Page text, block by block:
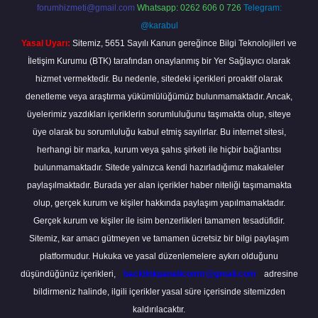
forumhizmeti@gmail.com Whatsapp: 0262 606 0 726 Telegram:
@karabul
Yasal Uyarı: Sitemiz, 5651 Sayılı Kanun gereğince Bilgi Teknolojileri ve
İletişim Kurumu (BTK) tarafından onaylanmış bir Yer Sağlayıcı olarak
hizmet vermektedir. Bu nedenle, sitedeki içerikleri proaktif olarak
denetleme veya araştırma yükümlülüğümüz bulunmamaktadır. Ancak,
üyelerimiz yazdıkları içeriklerin sorumluluğunu taşımakta olup, siteye
üye olarak bu sorumluluğu kabul etmiş sayılırlar. Bu internet sitesi,
herhangi bir marka, kurum veya şahıs şirketi ile hiçbir bağlantısı
bulunmamaktadır. Sitede yalnızca kendi hazırladığımız makaleler
paylaşılmaktadır. Burada yer alan içerikler haber niteliği taşımamakta
olup, gerçek kurum ve kişiler hakkında paylaşım yapılmamaktadır.
Gerçek kurum ve kişiler ile isim benzerlikleri tamamen tesadüfidir.
Sitemiz, kar amacı gütmeyen ve tamamen ücretsiz bir bilgi paylaşım
platformudur. Hukuka ve yasal düzenlemelere aykırı olduğunu
düşündüğünüz içerikleri,
backlinkpanelicomtr@gmail.com
adresine
bildirmeniz halinde, ilgili içerikler yasal süre içerisinde sitemizden
kaldırılacaktır.